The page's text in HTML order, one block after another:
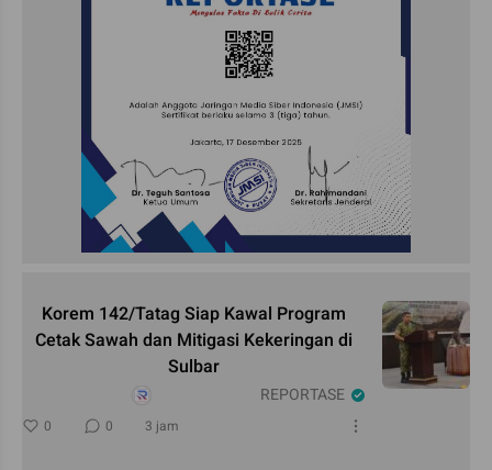
Korem 142/Tatag Siap Kawal Program
Cetak Sawah dan Mitigasi Kekeringan di
Sulbar
REPORTASE
0 0 3 jam